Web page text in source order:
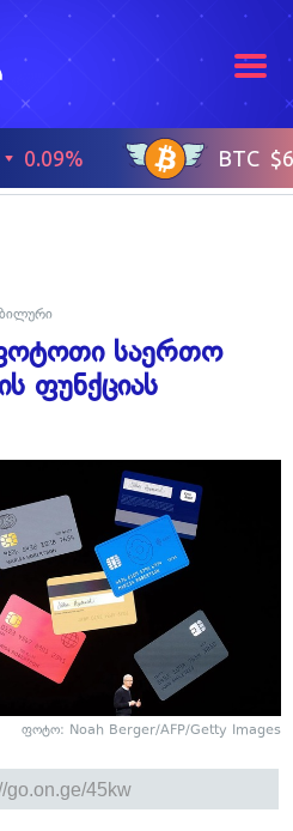
საერთო
ფუნქციას
ფოტო: Noah Berger/AFP/Getty Images